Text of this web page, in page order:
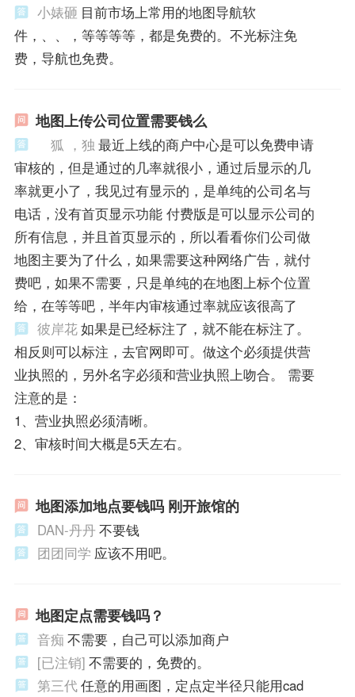
小婊砸 目前市场上常用的地图导航软
件，、、，等等等等，都是免费的。不光标注免
费，导航也免费。
地图上传公司位置需要钱么
狐 ，独 最近上线的商户中心是可以免费申请
审核的，但是通过的几率就很小，通过后显示的几
率就更小了，我见过有显示的，是单纯的公司名与
电话，没有首页显示功能 付费版是可以显示公司的
所有信息，并且首页显示的，所以看看你们公司做
地图主要为了什么，如果需要这种网络广告，就付
费吧，如果不需要，只是单纯的在地图上标个位置
给，在等等吧，半年内审核通过率就应该很高了
彼岸花如果是已经标注了，就不能在标注了。
相反则可以标注，去官网即可。做这个必须提供营
业执照的，另外名字必须和营业执照上吻合。 需要
注意的是：
1、营业执照必须清晰。
2、审核时间大概是5天左右。
地图添加地点要钱吗 刚开旅馆的
DAN-丹丹 不要钱
团团同学 应该不用吧。
地图定点需要钱吗？
音痴 不需要，自己可以添加商户
[已注销] 不需要的，免费的。
第三代任意的用画图，定点定半径只能用cad